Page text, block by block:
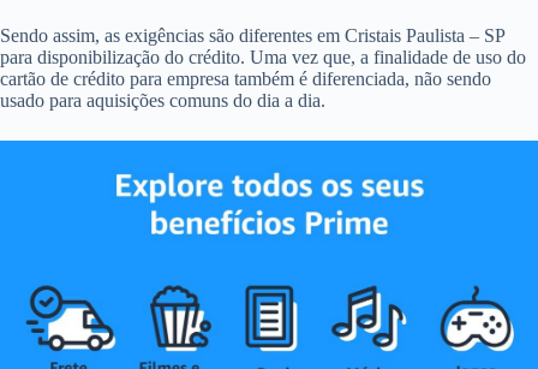
Sendo assim, as exigências são diferentes em Cristais Paulista – SP
para disponibilização do crédito. Uma vez que, a finalidade de uso do
cartão de crédito para empresa também é diferenciada, não sendo
usado para aquisições comuns do dia a dia.